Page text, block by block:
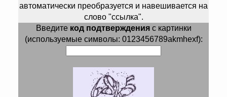
автоматически преобразуется и навешивается на
слово "ссылка".
Введите код подтвержденияс картинки
(используемые символы: 0123456789akmhexf):